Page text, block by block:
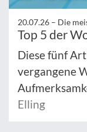
20.07.26 – Die
Top 5 der
Diese fünf
vergangene
Elling